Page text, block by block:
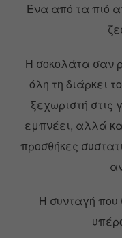
Ένα από τα πιό
Η σοκολάτα σαν
όλη τη διάρκει
ξεχωριστή στις
εμπνέει, αλλά
προσθήκες
Η συνταγή που